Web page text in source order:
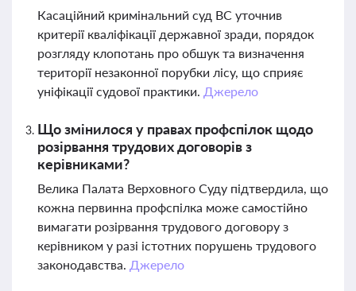
Касаційний кримінальний суд ВС уточнив
критерії кваліфікації державної зради, порядок
розгляду клопотань про обшук та визначення
території незаконної порубки лісу, що сприяє
уніфікації судової практики. Джерело
Що змінилося у правах профспілок щодо
розірвання трудових договорів з
керівниками?
Велика Палата Верховного Суду підтвердила, що
кожна первинна профспілка може самостійно
вимагати розірвання трудового договору з
керівником у разі істотних порушень трудового
законодавства. Джерело